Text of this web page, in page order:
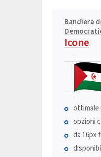
Bandiera
Icone
ottimale
opzioni
da 16px